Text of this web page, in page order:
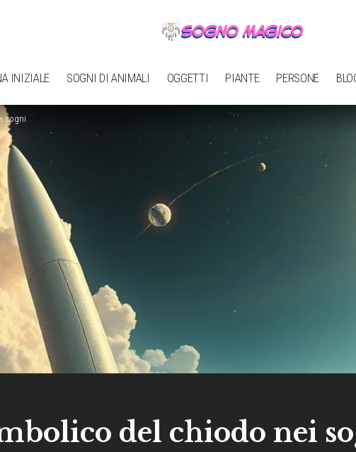
INIZIALE SOGNI DI ANIMALI OGGETTI PIANTE PERSONE
sogni
del chiodo nei